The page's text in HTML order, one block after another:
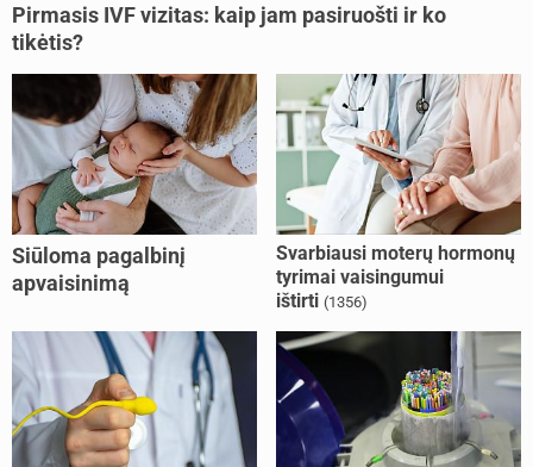
Pirmasis IVF vizitas: kaip jam pasiruošti ir ko
tikėtis?
Siūloma pagalbinį
apvaisinimą
nesusituokusiems, ir
vienišoms moterims
(10)
Svarbiausi moterų hormonų
tyrimai vaisingumui
ištirti (1356)